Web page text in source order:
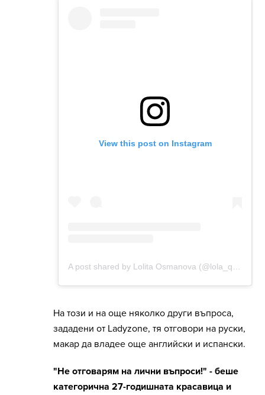
На този и на още няколко други въпроса,
зададени от Ladyzone, тя отговори на руски,
макар да владее още английски и испански.
"Не отговарям на лични въпроси!" - беше
категорична 27-годишната красавица и